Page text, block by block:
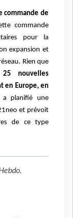
commande de
commande
pour la
expansion et
Rien que
25 nouvelles
en Europe, en
a planifié une
et prévoit
de ce type
.